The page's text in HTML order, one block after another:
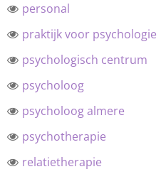
personal
praktijk voor psychologie
psychologisch centrum
psycholoog
psycholoog almere
psychotherapie
relatietherapie